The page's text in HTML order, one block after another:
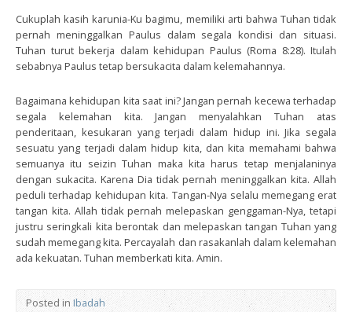
Cukuplah kasih karunia-Ku bagimu, memiliki arti bahwa Tuhan tidak
pernah meninggalkan Paulus dalam segala kondisi dan situasi.
Tuhan turut bekerja dalam kehidupan Paulus (Roma 8:28). Itulah
sebabnya Paulus tetap bersukacita dalam kelemahannya.
Bagaimana kehidupan kita saat ini? Jangan pernah kecewa terhadap
segala kelemahan kita. Jangan menyalahkan Tuhan atas
penderitaan, kesukaran yang terjadi dalam hidup ini. Jika segala
sesuatu yang terjadi dalam hidup kita, dan kita memahami bahwa
semuanya itu seizin Tuhan maka kita harus tetap menjalaninya
dengan sukacita. Karena Dia tidak pernah meninggalkan kita. Allah
peduli terhadap kehidupan kita. Tangan-Nya selalu memegang erat
tangan kita. Allah tidak pernah melepaskan genggaman-Nya, tetapi
justru seringkali kita berontak dan melepaskan tangan Tuhan yang
sudah memegang kita. Percayalah dan rasakanlah dalam kelemahan
ada kekuatan. Tuhan memberkati kita. Amin.
Posted in Ibadah